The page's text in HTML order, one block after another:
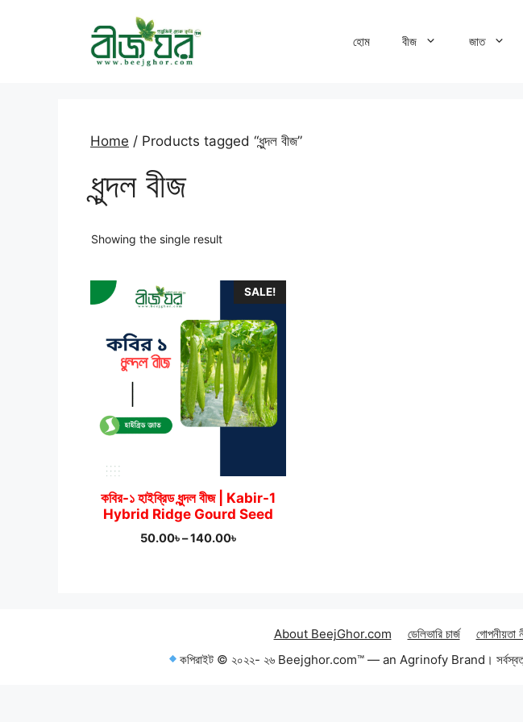
হোম বীজ জাত
Home / Products tagged “ধুন্দল বীজ”
ধুন্দল বীজ
Showing the single result
SALE!
কবির-১ হাইব্রিড ধুন্দল বীজ | Kabir-1
Hybrid Ridge Gourd Seed
50.00৳–140.00৳Price
About BeejGhor.com ডেলিভারি চার্জ
কপিরাইট © ২০২২- ২৬ Beejghor.com™ — an Agrinofy Brand। সর্বস্বত্ব